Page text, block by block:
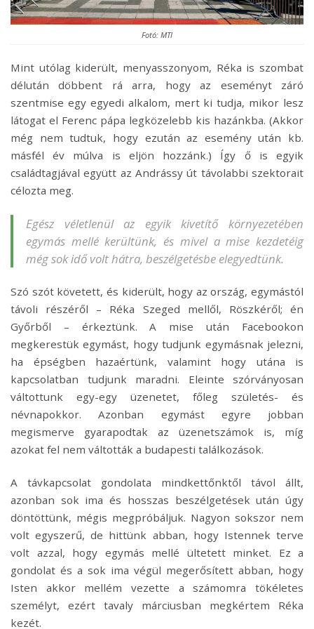
Fotó: MTI
Mint utólag kiderült, menyasszonyom, Réka is szombat
délután döbbent rá arra, hogy az eseményt záró
szentmise egy egyedi alkalom, mert ki tudja, mikor lesz
látogat el Ferenc pápa legközelebb kis hazánkba. (Akkor
még nem tudtuk, hogy ezután az esemény után kb.
másfél év múlva is eljön hozzánk.) Így ő is egyik
családtagjával együtt az Andrássy út távolabbi szektorait
célozta meg.
Egész véletlenül az egyik kivetítő környezetében
egymás mellé kerültünk, és mivel a mise kezdetéig
még sok idő volt hátra, beszélgetésbe elegyedtünk.
Szó szót követett, és kiderült, hogy az ország, egymástól
távoli részéről – Réka Szeged mellől, Röszkéről; én
Győrből – érkeztünk. A mise után Facebookon
megkerestük egymást, hogy tudjunk egymásnak jelezni,
ha épségben hazaértünk, valamint hogy utána is
kapcsolatban tudjunk maradni. Eleinte szórványosan
váltottunk egy-egy üzenetet, főleg születés- és
névnapokkor. Azonban egymást egyre jobban
megismerve gyarapodtak az üzenetszámok is, míg
azokat fel nem váltották a budapesti találkozások.
A távkapcsolat gondolata mindkettőnktől távol állt,
azonban sok ima és hosszas beszélgetések után úgy
döntöttünk, mégis megpróbáljuk. Nagyon sokszor nem
volt egyszerű, de hittünk abban, hogy Istennek terve
volt azzal, hogy egymás mellé ültetett minket. Ez a
gondolat és a sok ima végül megerősített abban, hogy
Isten akkor mellém vezette a számomra tökéletes
személyt, ezért tavaly márciusban megkértem Réka
kezét.